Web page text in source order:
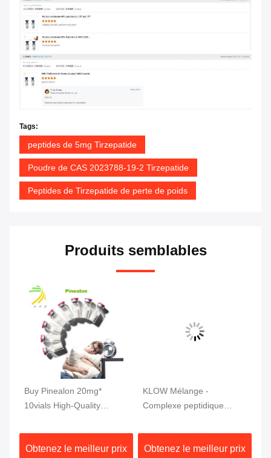
Tags:
peptides de 5mg Tirzepatide
Poudre de CAS 2023788-19-2 Tirzepatide
Peptides de Tirzepatide de perte de poids
Produits semblables
Buy Pinealon 20mg*
10vials High-Quality
Obtenez le meilleur prix
KLOW Mélange -
Complexe peptidique
157 | TB-500 | KPV) 80 mg
Obtenez le meilleur prix